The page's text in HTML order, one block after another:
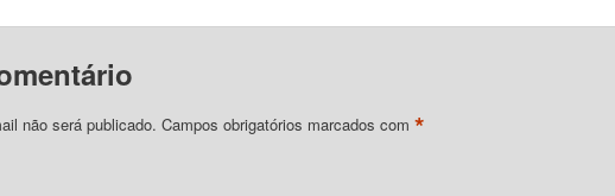
não será publicado. Campos obrigatórios marcados com*